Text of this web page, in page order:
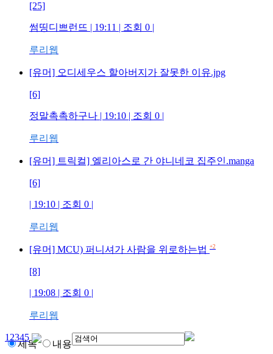
[25]
썸띵디쁘런뜨 | 19:11 | 조회 0 |
루리웹
[유머] 오디세우스 할아버지가 잘못한 이유.jpg
[6]
정말촉촉하구나 | 19:10 | 조회 0 |
루리웹
[유머] 트릭컬] 엘리아스로 간 야니네코 집주인.manga
[6]
| 19:10 | 조회 0 |
루리웹
[유머] MCU) 퍼니셔가 사람을 위로하는법 +2
[8]
| 19:08 | 조회 0 |
루리웹
12345
제목 내용